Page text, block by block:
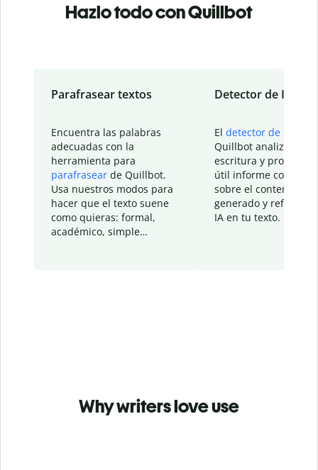
Hazlo todo con Quillbot
Parafrasear textos
Encuentra las palabras
adecuadas con la
herramienta para
parafrasear de Quillbot.
Usa nuestros modos para
hacer que el texto suene
como quieras: formal,
académico, simple…
Detector de IA
El detector de IA
Quillbot analiza tu
escritura y
útil informe con
sobre el contenido
generado y refinado
IA en tu texto.
Why writers love use